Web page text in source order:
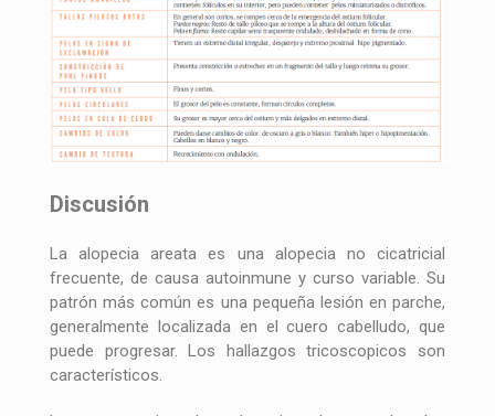
Discusión
La alopecia areata es una alopecia no cicatricial
frecuente, de causa autoinmune y curso variable. Su
patrón más común es una pequeña lesión en parche,
generalmente localizada en el cuero cabelludo, que
puede progresar. Los hallazgos tricoscopicos son
característicos.